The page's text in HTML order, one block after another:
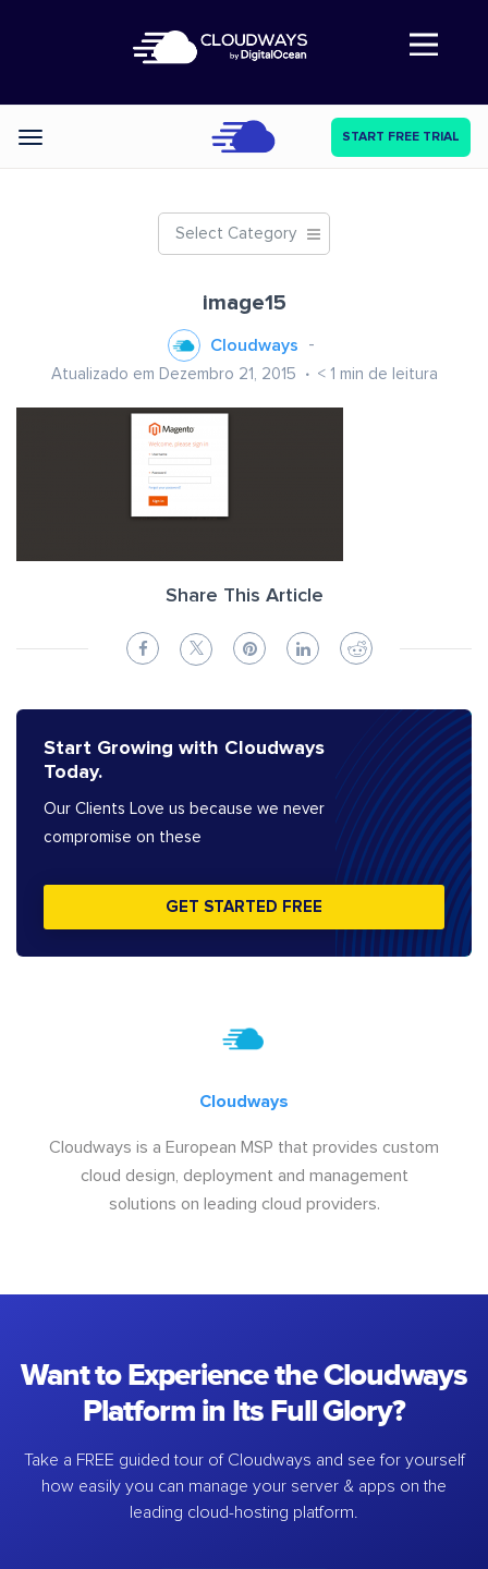
Abre a navegação
Categories START FREE TRIAL
Select Category
image15
Cloudways
Atualizado em Dezembro 21, 2015 < 1 min de leitura
Share This Article
Start Growing with Cloudways
Today.
Our Clients Love us because we never
compromise on these
GET STARTED FREE
Cloudways
Cloudways is a European MSP that provides custom
cloud design, deployment and management
solutions on leading cloud providers.
Want to Experience the Cloudways
Platform in Its Full Glory?
Take a FREE guided tour of Cloudways and see for yourself
how easily you can manage your server & apps on the
leading cloud-hosting platform.